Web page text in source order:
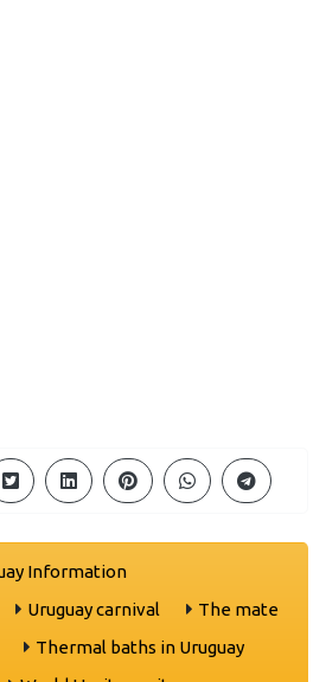
Information
Uruguay carnival
The mate
Thermal baths in Uruguay